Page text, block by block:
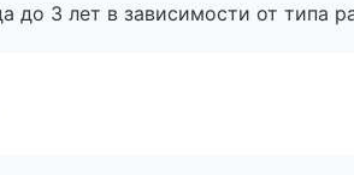
до 3 лет в зависимости от типа